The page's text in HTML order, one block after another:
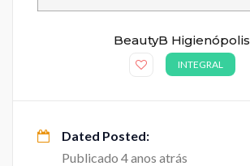
BeautyB Higienópolis
INTEGRAL
Dated Posted:
Publicado 4 anos atrás